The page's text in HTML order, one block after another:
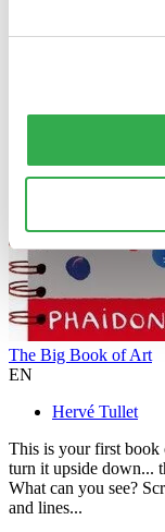
The Big Book of Art
EN
Hervé Tullet
This is your first book
turn it upside down...
What can you see?
and lines...